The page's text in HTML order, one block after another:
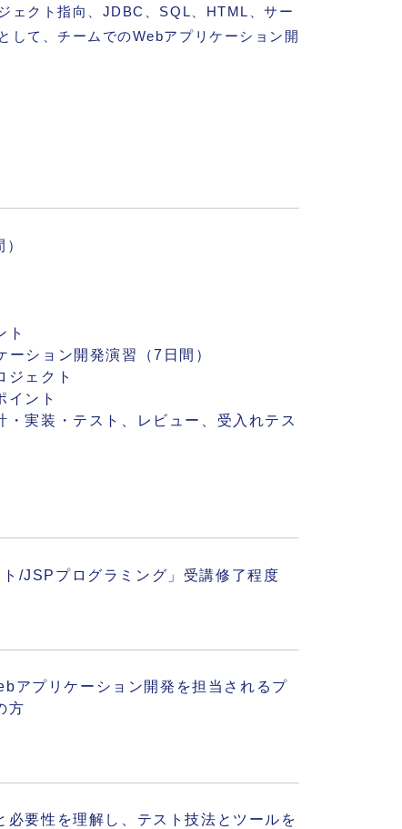
ェクト指向、JDBC、SQL、HTML、サー
して、チームでのWebアプリケーション開
ト
ション開発演習（7日間）
ェクト
ント
実装・テスト、レビュー、受入れテス
/JSPプログラミング」受講修了程度
アプリケーション開発を担当されるプ
方
必要性を理解し、テスト技法とツールを